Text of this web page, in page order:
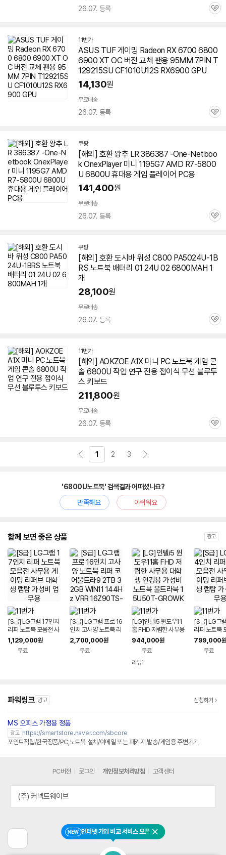
26.07. 등록
관
11번가
ASUS TUF 게이밍 Radeon RX 6700 6800
6900 XT OC 버전 교체 팬용 95MM 7PIN T
129215SU CF1010U12S RX6900 GPU
14,130원
무료배송
26.07. 등록
관
쿠팡
[해외] 호환 왕추 LR 386387 -One-Netboo
k OnexPlayer 미니 1195G7 AMD R7-5800
U 6800U 휴대용 게임 플레이어 PC용
141,400원
무료배송
26.07. 등록
관
쿠팡
[해외] 호환 도시바 위성 C800 PA5024U-1B
RS 노트북 배터리 01 24U 02 6800MAH 1
개
28,100원
무료배송
26.07. 등록
관
11번가
[해외] AOKZOE A1X 미니 PC노트북 게임 콘
솔 6800U 작업 연구 전용 접이식 무선 블루투
스 키보드
211,800원
무료배송
26.07. 등록
관
1 2 3
'6800U노트북' 검색결과 어떠셨나요?
만족해요
아쉬워요
함께 보면 좋은 상품 광고
[S급] LG그램 17인치
리퍼 노트북 모음전 사
무용 게이밍 리퍼브 대
학생 랩탑 가성비 업무
1,129,000원
무료
[S급] LG그램 프로 16
인치 고사양 노트북 리
퍼 코어울트라9 2TB
32GB WIN11 144H
z VRR 16Z90TS-G.
2,700,000원
무료
[LG]인텔i5 윈도우11
홈 FHD 저렴한 사무용
대학생 인강용 가성비
노트북 울트라북 15U
50T-GROWK
944,000원
무료
리뷰1
[S급] LG그
리퍼 노트북
무용 게이밍
학생 랩탑 가
799,000원
무료
파워링크 광고 신청하기
MS 오피스 가정용 정품
광고 https://smartstore.naver.com/sbcore
포인트적립/한국정품/PC,노트북 설치/이메일 또는 패키지 발송/게임용 주변기기
전
NEW 인터넷 가입 비교 서비스 오픈 닫기
PC버전 로그인 개인정보처리방침 고객센터
(주) 커넥트웨이브